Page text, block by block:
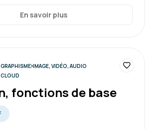
En savoir plus
IMAGE, VIDÉO, AUDIO
CLOUD
fonctions de base